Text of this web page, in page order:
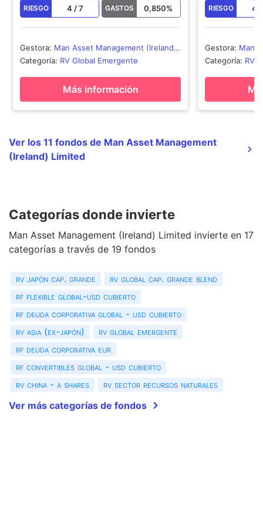
RIESGO 4 /7 GASTOS 0,850%
Gestora: Man Asset Management (Ireland)
Limited
Categoría: RV Global Emergente
Más información
RIESGO 4
Gestora: Man
Limited
Categoría: RV
Ver los 11 fondos de Man Asset Management
(Ireland) Limited
Categorías donde invierte
Man Asset Management (Ireland) Limited invierte en 17
categorías a través de 19 fondos
rv japón cap. grande
rv global cap. grande blend
rf flexible global-usd cubierto
rf deuda corporativa global - usd cubierto
rv asia (ex-japón)
rv global emergente
rf deuda corporativa eur
rf convertibles global - usd cubierto
rv china - a shares
rv sector recursos naturales
Ver más categorías de fondos